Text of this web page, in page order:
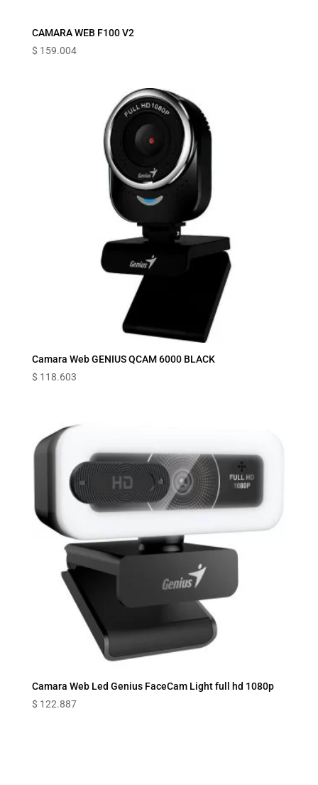
CAMARA WEB F100 V2
$ 159.004
Camara Web GENIUS QCAM 6000 BLACK
$ 118.603
Camara Web Led Genius FaceCam Light full hd 1080p
$ 122.887